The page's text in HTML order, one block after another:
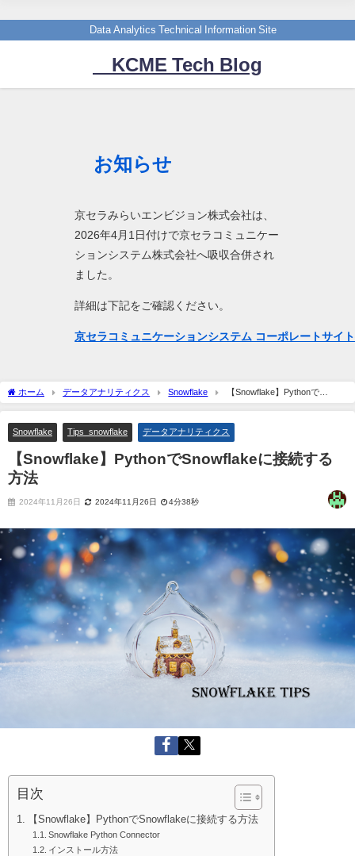
Data Analytics Technical Information Site
KCME Tech Blog
お知らせ
京セラみらいエンビジョン株式会社は、
2026年4月1日付けで京セラコミュニケー
ションシステム株式会社へ吸収合併され
ました。
詳細は下記をご確認ください。
京セラコミュニケーションシステム コーポレートサイ
ホーム データアナリティクス Snowflake
【Snowflake】Pythonで
Snowflakeに接続する方法
Snowflake Tips_snowflake データアナリティクス
【Snowflake】PythonでSnowflakeに接続する
方法
2024年11月26日 2024年11月26日 4分38秒
目次
【Snowflake】PythonでSnowflakeに接続する方法
Snowflake Python Connector
インストール方法